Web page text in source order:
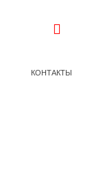
КОНТАКТЫ